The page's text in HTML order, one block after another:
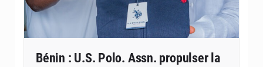
Bénin : U.S. Polo. Assn. propulser la